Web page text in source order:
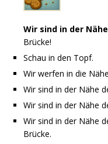
Wir sind in der
Brücke!
Schau in den Topf.
Wir werfen in die
Wir sind in der Nähe
Wir sind in der Nähe
Wir sind in der Nähe
Brücke.